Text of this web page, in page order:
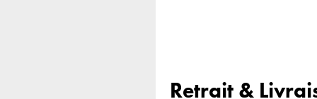
Retrait &